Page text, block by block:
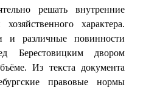
решать внутренние
характера.
и различные повинности
Берестовицким двором
Из текста документа
правовые нормы